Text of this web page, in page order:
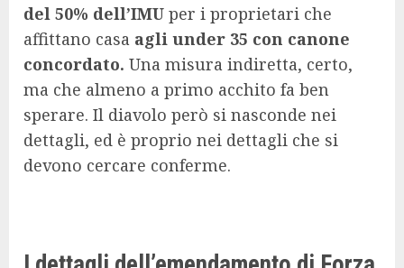
del 50% dell’IMU per i proprietari che
affittano casa agli under 35 con canone
concordato. Una misura indiretta, certo,
ma che almeno a primo acchito fa ben
sperare. Il diavolo però si nasconde nei
dettagli, ed è proprio nei dettagli che si
devono cercare conferme.